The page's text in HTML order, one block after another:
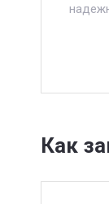
Как